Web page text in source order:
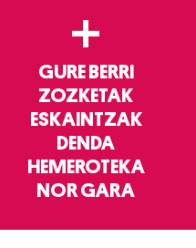
+
GURE BERRI
ZOZKETAK
ESKAINTZAK
DENDA
HEMEROTEKA
NOR GARA